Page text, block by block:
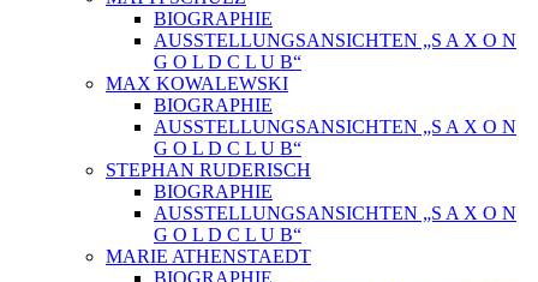
BIOGRAPHIE
AUSSTELLUNGSANSICHTEN „S A X O N
G O L D C L U B“
MAX KOWALEWSKI
BIOGRAPHIE
AUSSTELLUNGSANSICHTEN „S A X O N
G O L D C L U B“
STEPHAN RUDERISCH
BIOGRAPHIE
AUSSTELLUNGSANSICHTEN „S A X O N
G O L D C L U B“
MARIE ATHENSTAEDT
BIOGRAPHIE